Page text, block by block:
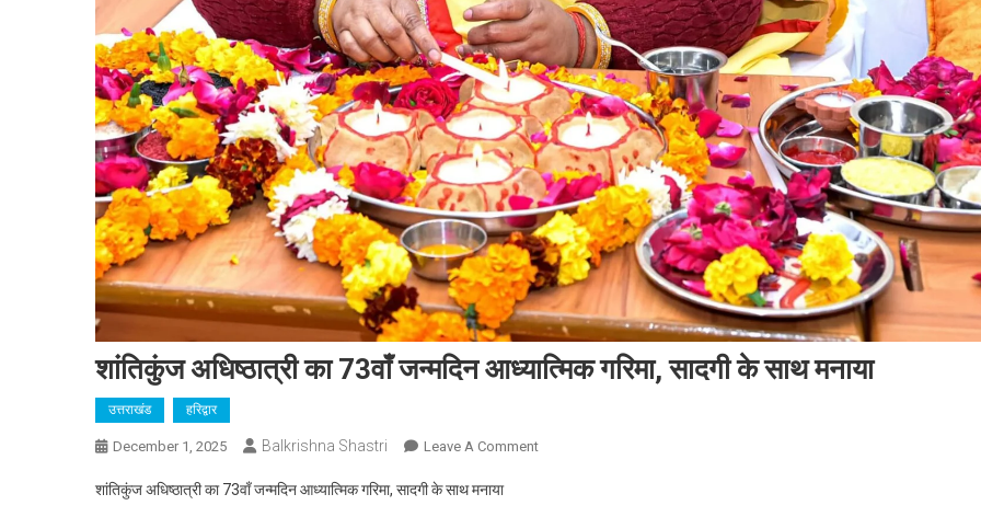
शांतिकुंज अधिष्ठात्री का 73वाँ जन्मदिन आध्यात्मिक गरिमा, सादगी के साथ मनाया
उत्तराखंड हरिद्वार
December 1, 2025 Balkrishna Shastri Leave A CommentOn
शांतिकुंज अधिष्ठात्री का 73वाँ जन्मदिन आध्यात्मिक गरिमा, सादगी के साथ मनाया